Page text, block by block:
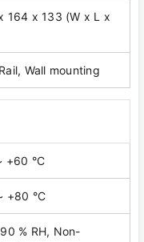
164 x 133 (W x L x
Wall mounting
+60 °C
+80 °C
% RH, Non-